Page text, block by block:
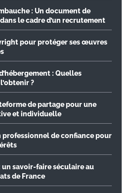
: Un document de
le cadre d’un recrutement
pour protéger ses œuvres
: Quelles
?
de partage pour une
et individuelle
professionnel de confiance pour
un savoir-faire séculaire au
de France